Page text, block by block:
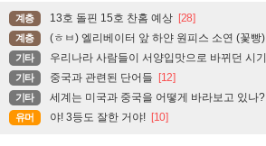
계층 13호 돌핀 15호 찬홈 예상 [28]
계층 (ㅎㅂ) 엘리베이터 앞 하얀 원피스 소연 (꽃빵)
기타 우리나라 사람들이 서양입맛으로 바뀌던 시기
기타 중국과 관련된 단어들 [12]
기타 세계는 미국과 중국을 어떻게 바라보고 있나?
유머 야! 3등도 잘한 거야! [10]